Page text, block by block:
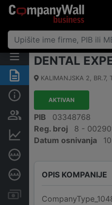
Sažetak
Osobe i vlasništvo
Finansijski podaci
Dubinska bonitetna ocjena
Računi i blokade
DENTAL
KALIMANJSKA 2, BR.7,
AKTIVAN
PIB
03348768
Reg. broj
8 -
Datum osnivanja
OPIS KOMPANIJE